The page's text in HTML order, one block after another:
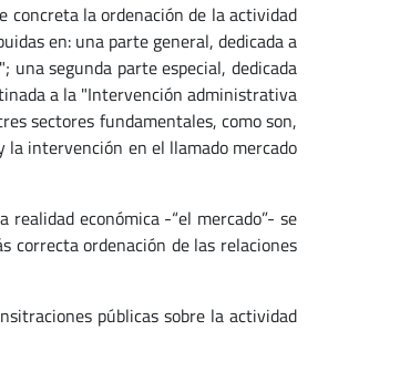
concreta la ordenación de la actividad
en: una parte general, dedicada a
segunda parte especial, dedicada
a la "Intervención administrativa
sectores fundamentales, como son,
intervención en el llamado mercado
económica -“el mercado”- se
correcta ordenación de las relaciones
públicas sobre la actividad